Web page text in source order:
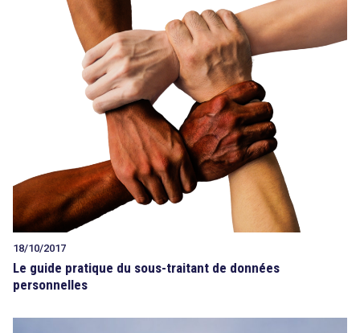
18/10/2017
Le guide pratique du sous-traitant de données
personnelles